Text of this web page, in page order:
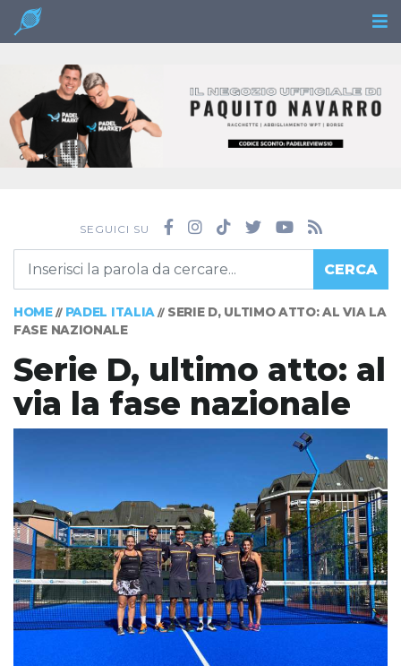
SEGUICI SU
CERCA
HOME// PADEL ITALIA // SERIE D, ULTIMO ATTO: AL VIA LA
FASE NAZIONALE
Serie D, ultimo atto: al
via la fase nazionale